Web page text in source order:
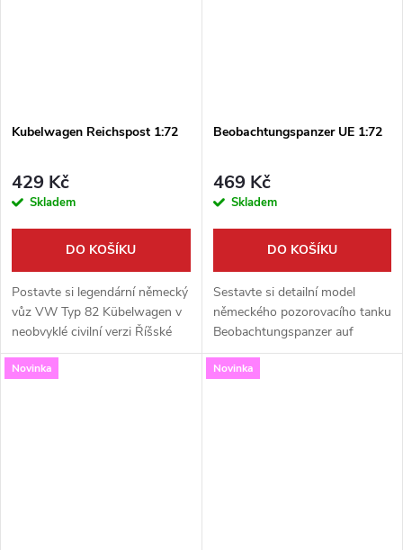
Kubelwagen Reichspost 1:72
429 Kč
Skladem
DO KOŠÍKU
Postavte si legendární německý
vůz VW Typ 82 Kübelwagen v
neobvyklé civilní verzi Říšské
pošty! Tato detailně zpracovaná
stavebnice od S-Model v
Beobachtungspanzer UE 1:72
469 Kč
Skladem
DO KOŠÍKU
Sestavte si detailní model
německého pozorovacího tanku
Beobachtungspanzer auf
Fahrgestell UE(f) v měřítku
1:72. Tato stavebnice od S-
Novinka Novinka